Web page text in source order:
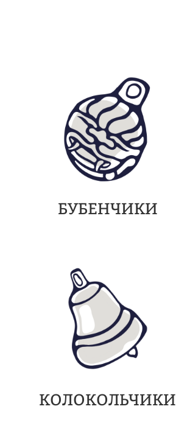
БУБЕНЧИКИ
КОЛОКОЛЬЧИКИ